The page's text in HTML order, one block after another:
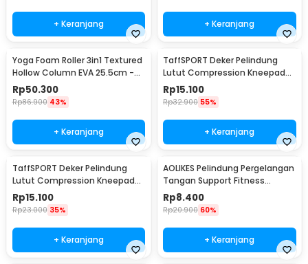
+ Keranjang + Keranjang
Yoga Foam Roller 3in1 Textured
Hollow Column EVA 25.5cm -
H0031
Rp50.300
Rp86.900 43%
+ Keranjang
TaffSPORT Deker Pelindung
Lutut Compression Kneepad
Gym Fitness 1 PCS M - SS7
Rp15.100
Rp32.900 55%
+ Keranjang
TaffSPORT Deker Pelindung
Lutut Compression Kneepad
Gym Fitness 1 PCS L - SS7
Rp15.100
Rp23.000 35%
+ Keranjang
AOLIKES Pelindung Pergelangan
Tangan Support Fitness
Olahraga - 1526
Rp8.400
Rp20.900 60%
+ Keranjang